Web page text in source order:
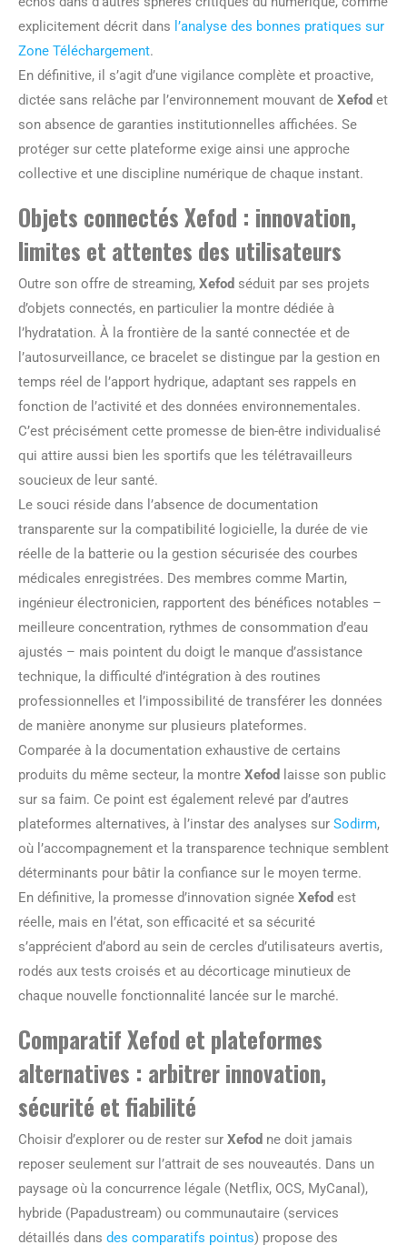
explicitement décrit dans l’analyse des bonnes pratiques sur
Zone Téléchargement.
En définitive, il s’agit d’une vigilance complète et proactive,
dictée sans relâche par l’environnement mouvant de Xefod et
son absence de garanties institutionnelles affichées. Se
protéger sur cette plateforme exige ainsi une approche
collective et une discipline numérique de chaque instant.
Objets connectés Xefod : innovation,
limites et attentes des utilisateurs
Outre son offre de streaming, Xefod séduit par ses projets
d’objets connectés, en particulier la montre dédiée à
l’hydratation. À la frontière de la santé connectée et de
l’autosurveillance, ce bracelet se distingue par la gestion en
temps réel de l’apport hydrique, adaptant ses rappels en
fonction de l’activité et des données environnementales.
C’est précisément cette promesse de bien-être individualisé
qui attire aussi bien les sportifs que les télétravailleurs
soucieux de leur santé.
Le souci réside dans l’absence de documentation
transparente sur la compatibilité logicielle, la durée de vie
réelle de la batterie ou la gestion sécurisée des courbes
médicales enregistrées. Des membres comme Martin,
ingénieur électronicien, rapportent des bénéfices notables –
meilleure concentration, rythmes de consommation d’eau
ajustés – mais pointent du doigt le manque d’assistance
technique, la difficulté d’intégration à des routines
professionnelles et l’impossibilité de transférer les données
de manière anonyme sur plusieurs plateformes.
Comparée à la documentation exhaustive de certains
produits du même secteur, la montre Xefod
laisse son public
sur sa faim. Ce point est également relevé par d’autres
plateformes alternatives, à l’instar des analyses sur Sodirm,
où l’accompagnement et la transparence technique semblent
déterminants pour bâtir la confiance sur le moyen terme.
En définitive, la promesse d’innovation signée Xefod est
réelle, mais en l’état, son efficacité et sa sécurité
s’apprécient d’abord au sein de cercles d’utilisateurs avertis,
rodés aux tests croisés et au décorticage minutieux de
chaque nouvelle fonctionnalité lancée sur le marché.
Comparatif Xefod et plateformes
alternatives : arbitrer innovation,
sécurité et fiabilité
Choisir d’explorer ou de rester sur Xefod ne doit jamais
reposer seulement sur l’attrait de ses nouveautés. Dans un
paysage où la concurrence légale (Netflix, OCS, MyCanal),
hybride (Papadustream) ou communautaire (services
détaillés dans des comparatifs pointus) propose des